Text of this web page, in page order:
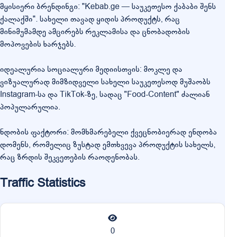
მყისიერი ბრენდინგი: "Kebab.ge — საუკეთესო ქაბაბი შენს
ქალაქში". სახელი თავად ყიდის პროდუქტს, რაც
მინიმუმამდე ამცირებს რეკლამისა და ცნობადობის
მოპოვების ხარჯებს.
იდეალურია სოციალური მედიისთვის: მოკლე და
ვიზუალურად მიმზიდველი სახელი საუკეთესოდ მუშაობს
Instagram-სა და TikTok-ზე, სადაც "Food-Content" ძალიან
პოპულარულია.
ნდობის ფაქტორი: მომხმარებელი ქვეცნობიერად ენდობა
დომენს, რომელიც ზუსტად ემთხვევა პროდუქტის სახელს,
რაც ზრდის შეკვეთების რაოდენობას.
Traffic Statistics
0